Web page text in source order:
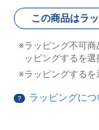
この商品はラ
ラッピング不可
ッピングするを選
ラッピングするを
？ ラッピングにつ